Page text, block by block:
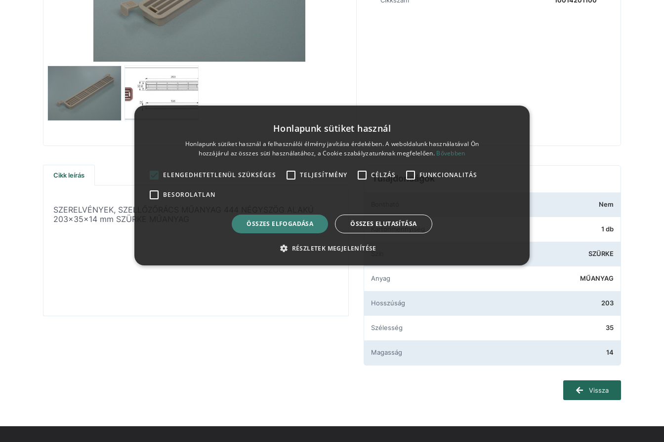
Cikk leírás
SZERELVÉNYEK, SZELLŐZŐRÁCS MŰANYAG 444 NÉGYSZÖG ALAKÚ
203x35x14 mm SZÜRKE MŰANYAG
Tulajdonságok
Nem
1 db
SZÜRKE
Anyag MŰANYAG
Hosszúság 203
Szélesség 35
Magasság 14
Vissza
Honlapunk sütiket használ
Honlapunk sütiket használ a felhasználói élmény javítása érdekében. A weboldalunk használatával Ön
hozzájárul az összes süti használatához, a Cookie szabályzatunknak megfelelően. Bővebben
ELENGEDHETETLENÜL SZÜKSÉGES TELJESÍTMÉNY CÉLZÁS FUNKCIONALITÁS
BESOROLATLAN
ÖSSZES ELFOGADÁSA ÖSSZES ELUTASÍTÁSA
RÉSZLETEK MEGJELENÍTÉSE